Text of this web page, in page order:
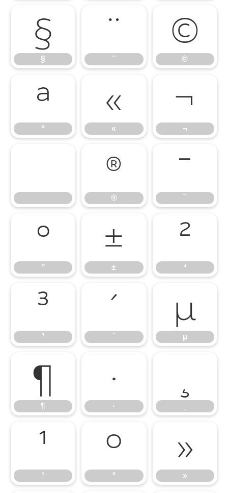
§
§
¨
¨
©
©
ª
ª
«
«
¬
¬
®
®
¯
¯
°
°
±
±
²
²
³
³
´
´
µ
µ
¶
¶
·
·
¸
¹
¹
º
º
»
»